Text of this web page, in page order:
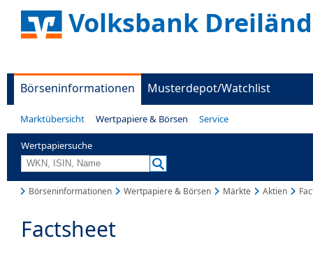
Volksbank
Börseninformationen Musterdepot/Watchlist
Marktübersicht Wertpapiere & Börsen Service
Wertpapiersuche
Börseninformationen Wertpapiere & Börsen Märkte Aktien
Factsheet